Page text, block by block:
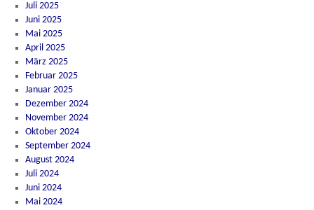
Juli 2025
Juni 2025
Mai 2025
April 2025
März 2025
Februar 2025
Januar 2025
Dezember 2024
November 2024
Oktober 2024
September 2024
August 2024
Juli 2024
Juni 2024
Mai 2024